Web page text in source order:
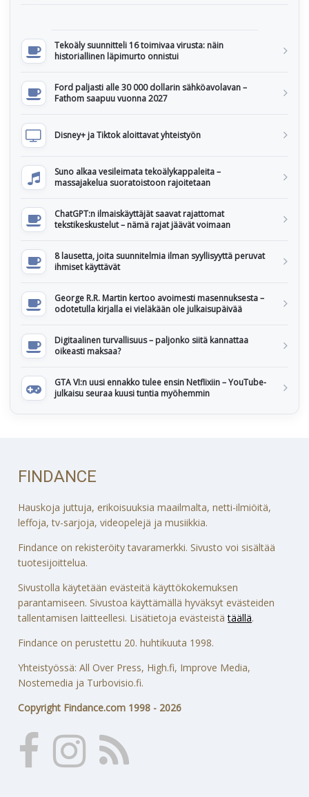
Tekoäly suunnitteli 16 toimivaa virusta: näin
historiallinen läpimurto onnistui
Ford paljasti alle 30 000 dollarin sähköavolavan –
Fathom saapuu vuonna 2027
Disney+ ja Tiktok aloittavat yhteistyön
Suno alkaa vesileimata tekoälykappaleita –
massajakelua suoratoistoon rajoitetaan
ChatGPT:n ilmaiskäyttäjät saavat rajattomat
tekstikeskustelut – nämä rajat jäävät voimaan
8 lausetta, joita suunnitelmia ilman syyllisyyttä peruvat
ihmiset käyttävät
George R.R. Martin kertoo avoimesti masennuksesta –
odotetulla kirjalla ei vieläkään ole julkaisupäivää
Digitaalinen turvallisuus – paljonko siitä kannattaa
oikeasti maksaa?
GTA VI:n uusi ennakko tulee ensin Netflixiin – YouTube-
julkaisu seuraa kuusi tuntia myöhemmin
FINDANCE
Hauskoja juttuja, erikoisuuksia maailmalta, netti-ilmiöitä,
leffoja, tv-sarjoja, videopelejä ja musiikkia.
Findance on rekisteröity tavaramerkki. Sivusto voi sisältää
tuotesijoittelua.
Sivustolla käytetään evästeitä käyttökokemuksen
parantamiseen. Sivustoa käyttämällä hyväksyt evästeiden
tallentamisen laitteellesi. Lisätietoja evästeistätäällä.
Findance on perustettu 20. huhtikuuta 1998.
Yhteistyössä: All Over Press, High.fi, Improve Media,
Nostemedia ja Turbovisio.fi.
Copyright Findance.com 1998 - 2026